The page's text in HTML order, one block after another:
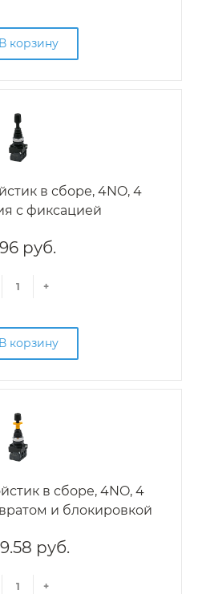
В корзину
в сборе, 4NO, 4
с фиксацией
руб.
+
В корзину
в сборе, 4NO, 4
и блокировкой
руб.
+